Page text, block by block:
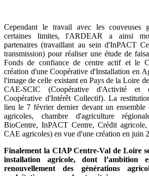
Cependant le travail avec les couveuses
certaines limites, l'ARDEAR a ainsi
partenaires (travaillant au sein d'InPACT
transmission) pour réaliser une étude de
Fonds de confiance de centre actif et le
création d'une Coopérative d'Installation en
l'image de celle existant en Pays de la Loire
CAE-SCIC (Coopérative d'Activité et
Coopérative d'Intérêt Collectif). La
lieu le 7 février dernier devant un ensemble
agricoles, chambre d'agriculture
BioCentre, InPACT Centre, Crédit
CAE agricoles) en vue d'une création en juin
Finalement la CIAP Centre-Val de Loire
installation agricole, dont l’ambition
renouvellement des générations